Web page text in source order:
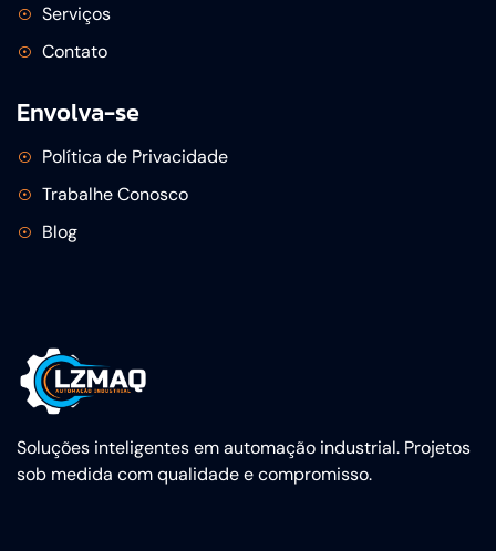
Soluções inteligentes em automação industrial. Projetos
sob medida com qualidade e compromisso.
Serviços
Contato
Envolva-se
Política de Privacidade
Trabalhe Conosco
Blog